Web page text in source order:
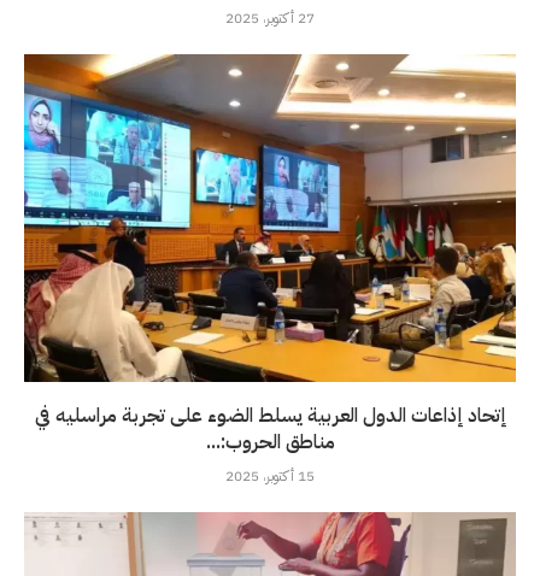
27 أكتوبر، 2025
إتحاد إذاعات الدول العربية يسلط الضوء على تجربة مراسليه في
مناطق الحروب:...
15 أكتوبر، 2025